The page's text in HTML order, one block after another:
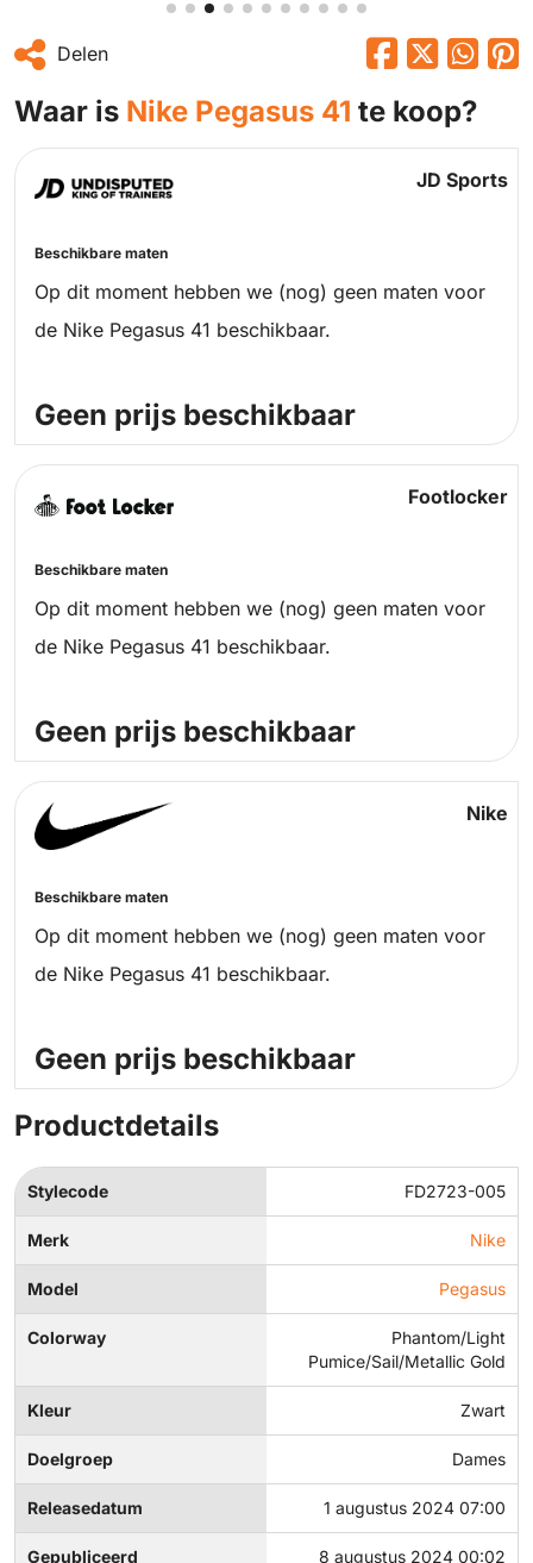
Delen
Waar is Nike Pegasus 41 te koop?
JD Sports
Beschikbare maten
Op dit moment hebben we (nog) geen maten voor
de Nike Pegasus 41 beschikbaar.
Geen prijs beschikbaar
Footlocker
Beschikbare maten
Op dit moment hebben we (nog) geen maten voor
de Nike Pegasus 41 beschikbaar.
Geen prijs beschikbaar
Nike
Beschikbare maten
Op dit moment hebben we (nog) geen maten voor
de Nike Pegasus 41 beschikbaar.
Geen prijs beschikbaar
Productdetails
Stylecode FD2723-005
Merk Nike
Model Pegasus
Colorway
Phantom/Light
Pumice/Sail/Metallic Gold
Kleur Zwart
Doelgroep Dames
Releasedatum 1 augustus 2024 07:00
Gepubliceerd 8 augustus 2024 00:02